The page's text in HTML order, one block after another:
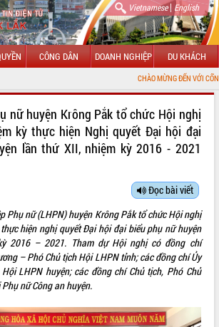
Vietnamese| English
CÔNG DÂN DOANH NGHIỆP DU KHÁCH
CHÀO MỪNG ĐẾN VỚI CỔNG THÔNG TIN
nữ huyện Krông Pắk tổ chức Hội nghị
kỳ thực hiện Nghị quyết Đại hội đại
lần thứ XII, nhiệm kỳ 2016 - 2021
Đọc bài viết
Phụ nữ (LHPN) huyện Krông Pắk tổ chức Hội nghị
hiện nghị quyết Đại hội đại biểu phụ nữ huyện
2016 – 2021. Tham dự Hội nghị có đồng chí
– Phó Chủ tịch Hội LHPN tỉnh; các đồng chí Ủy
LHPN huyện; các đồng chí Chủ tịch, Phó Chủ
nữ Công an huyện.